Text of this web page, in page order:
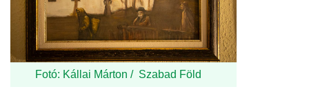
Fotó: Kállai Márton / Szabad Föld